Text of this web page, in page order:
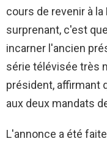
cours de revenir à
surprenant, c'est
incarner l'ancien
série télévisée très
président, affirmant
aux deux mandats
L'annonce a été